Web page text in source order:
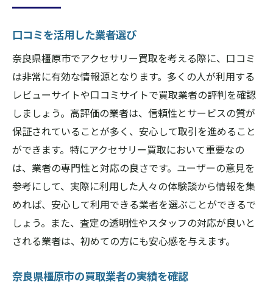
口コミを活用した業者選び
奈良県橿原市でアクセサリー買取を考える際に、口コミ
は非常に有効な情報源となります。多くの人が利用する
レビューサイトや口コミサイトで買取業者の評判を確認
しましょう。高評価の業者は、信頼性とサービスの質が
保証されていることが多く、安心して取引を進めること
ができます。特にアクセサリー買取において重要なの
は、業者の専門性と対応の良さです。ユーザーの意見を
参考にして、実際に利用した人々の体験談から情報を集
めれば、安心して利用できる業者を選ぶことができるで
しょう。また、査定の透明性やスタッフの対応が良いと
される業者は、初めての方にも安心感を与えます。
奈良県橿原市の買取業者の実績を確認